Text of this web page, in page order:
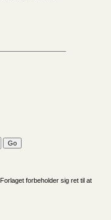
forbeholder sig ret til at